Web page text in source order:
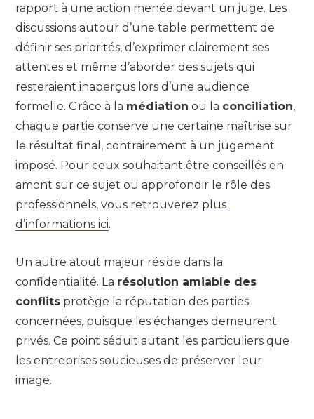
rapport à une action menée devant un juge. Les
discussions autour d’une table permettent de
définir ses priorités, d’exprimer clairement ses
attentes et même d’aborder des sujets qui
resteraient inaperçus lors d’une audience
formelle. Grâce à la médiation ou la conciliation,
chaque partie conserve une certaine maîtrise sur
le résultat final, contrairement à un jugement
imposé. Pour ceux souhaitant être conseillés en
amont sur ce sujet ou approfondir le rôle des
professionnels, vous retrouverez plus
d’informations ici.
Un autre atout majeur réside dans la
confidentialité. La résolution amiable des
conflits protège la réputation des parties
concernées, puisque les échanges demeurent
privés. Ce point séduit autant les particuliers que
les entreprises soucieuses de préserver leur
image.